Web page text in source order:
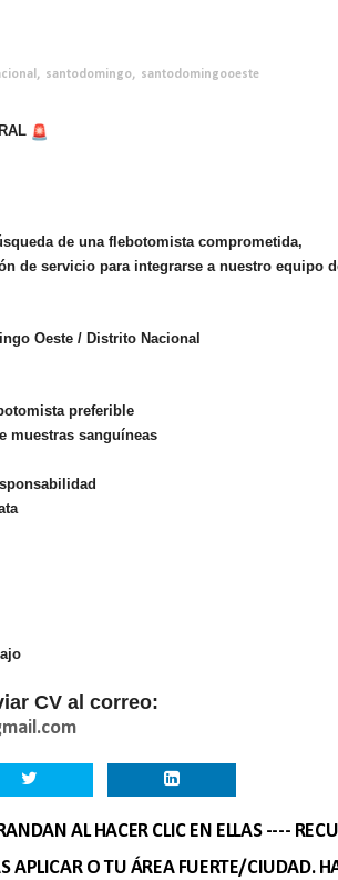
, santodomingo, santodomingooeste
de una flebotomista comprometida,
de servicio para integrarse a nuestro equipo
Oeste / Distrito Nacional
preferible
muestras sanguíneas
CV al correo:
AL HACER CLIC EN ELLAS ----
APLICAR O TU ÁREA FUERTE/CIUDAD.